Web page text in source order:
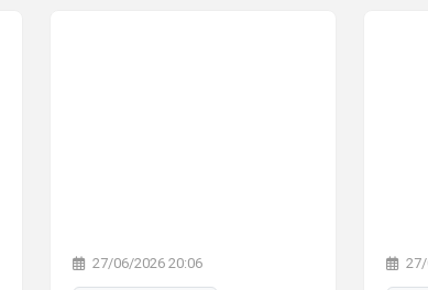
27/06/2026 20:06